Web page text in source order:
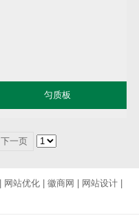
匀质板
下一页
网站优化 徽商网 网站设计